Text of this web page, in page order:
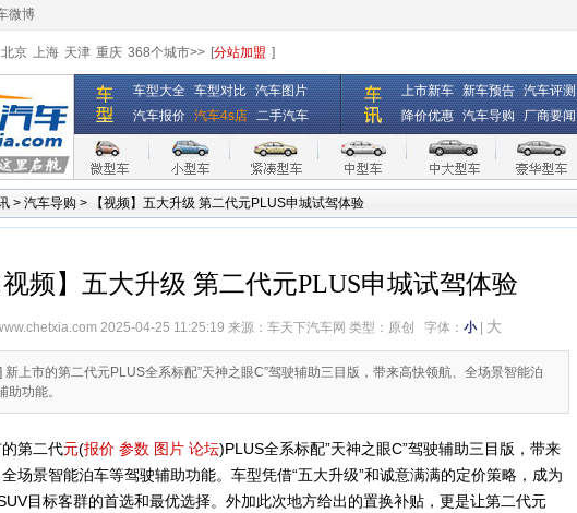
微博
全国4s店
北京 上海 天津 重庆 368个城市>> [分站加盟 ]
车型大全 车型对比 汽车图片
汽车报价 汽车4s店 二手汽车
上市新车 新车预告 汽车评测
降价优惠 汽车导购 厂商要闻
> 汽车导购 > 【视频】五大升级 第二代元PLUS申城试驾体验
视频】五大升级 第二代元PLUS申城试驾体验
2025-04-25 11:25:19 来源： 车天下汽车网 类型：原创 字体： 小| 大
新上市的第二代元PLUS全系标配”天神之眼C”驾驶辅助三目版，带来高快领航、全场景智能泊
助功能。
第二代元(报价 参数 图片 论坛)PLUS全系标配”天神之眼C”驾驶辅助三目版，带来
场景智能泊车等驾驶辅助功能。车型凭借“五大升级”和诚意满满的定价策略，成为
目标客群的首选和最优选择。外加此次地方给出的置换补贴，更是让第二代元